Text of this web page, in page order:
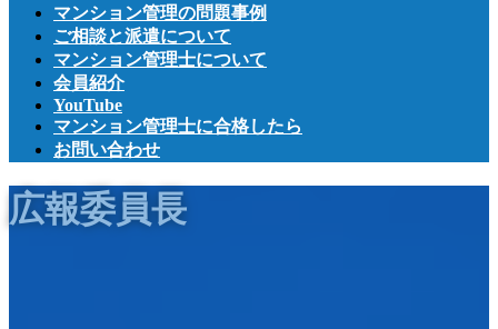
マンション管理の問題事例
ご相談と派遣について
マンション管理士について
会員紹介
YouTube
マンション管理士に合格したら
お問い合わせ
広報委員長